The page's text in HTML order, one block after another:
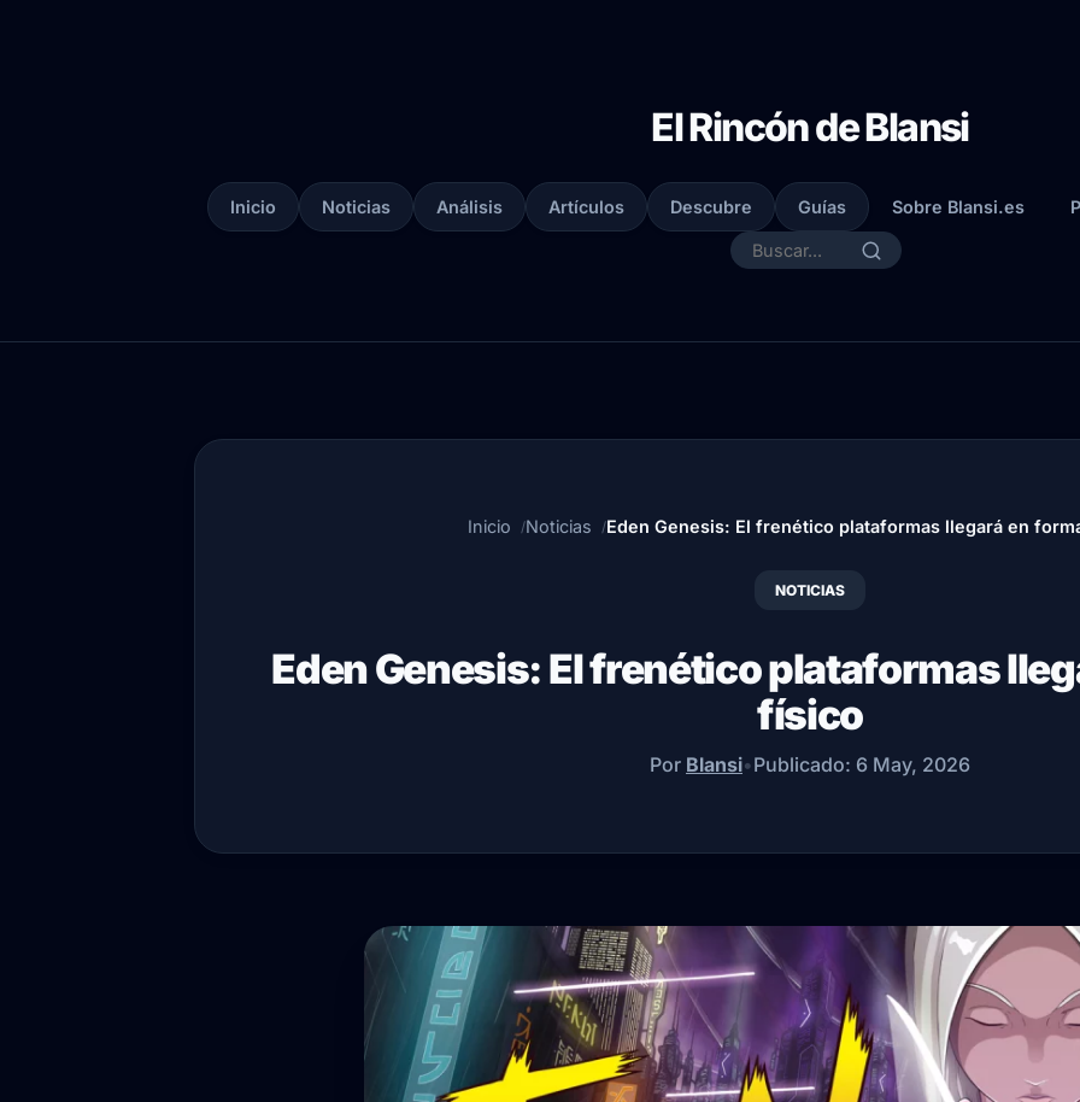
El Rincón de Blansi
Inicio Noticias Análisis Artículos Descubre Guías Sobre Blansi.es
Inicio Noticias Eden Genesis: El frenético plataformas llegará en
NOTICIAS
Eden Genesis: El frenético plataformas
físico
Por Blansi•Publicado: 6 May, 2026